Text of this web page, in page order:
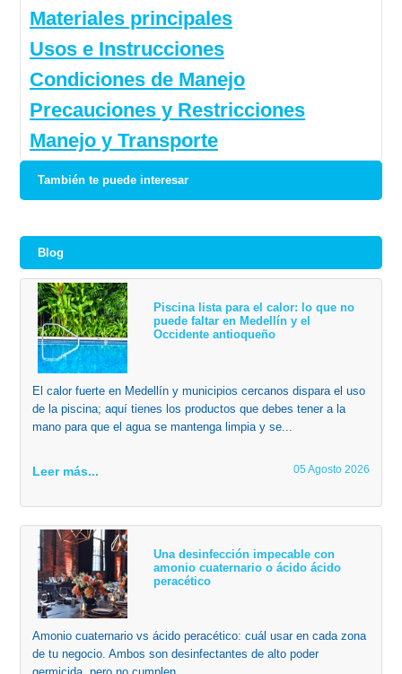
Materiales principales
Usos e Instrucciones
Condiciones de Manejo
Precauciones y Restricciones
Manejo y Transporte
También te puede interesar
Blog
Piscina lista para el calor: lo que no
puede faltar en Medellín y el
Occidente antioqueño
El calor fuerte en Medellín y municipios cercanos dispara el uso
de la piscina; aquí tienes los productos que debes tener a la
mano para que el agua se mantenga limpia y se...
Leer más... 05 Agosto 2026
Una desinfección impecable con
amonio cuaternario o ácido ácido
peracético
Amonio cuaternario vs ácido peracético: cuál usar en cada zona
de tu negocio. Ambos son desinfectantes de alto poder